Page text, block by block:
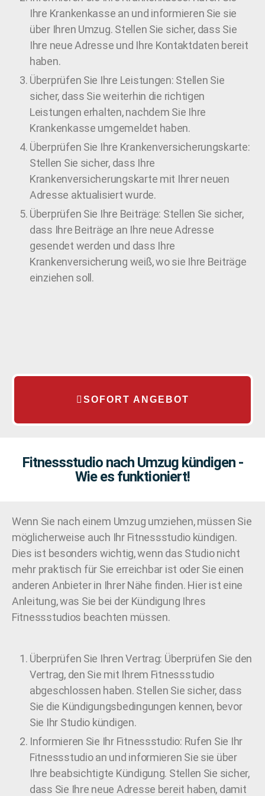
Ihre Krankenkasse an und informieren Sie sie
über Ihren Umzug. Stellen Sie sicher, dass Sie
Ihre neue Adresse und Ihre Kontaktdaten bereit
haben.
Überprüfen Sie Ihre Leistungen: Stellen Sie
sicher, dass Sie weiterhin die richtigen
Leistungen erhalten, nachdem Sie Ihre
Krankenkasse umgemeldet haben.
Überprüfen Sie Ihre Krankenversicherungskarte:
Stellen Sie sicher, dass Ihre
Krankenversicherungskarte mit Ihrer neuen
Adresse aktualisiert wurde.
Überprüfen Sie Ihre Beiträge: Stellen Sie sicher,
dass Ihre Beiträge an Ihre neue Adresse
gesendet werden und dass Ihre
Krankenversicherung weiß, wo sie Ihre Beiträge
einziehen soll.
SOFORT ANGEBOT
Fitnessstudio nach Umzug kündigen -
Wie es funktioniert!
Wenn Sie nach einem Umzug umziehen, müssen Sie
möglicherweise auch Ihr Fitnessstudio kündigen.
Dies ist besonders wichtig, wenn das Studio nicht
mehr praktisch für Sie erreichbar ist oder Sie einen
anderen Anbieter in Ihrer Nähe finden. Hier ist eine
Anleitung, was Sie bei der Kündigung Ihres
Fitnessstudios beachten müssen.
Überprüfen Sie Ihren Vertrag: Überprüfen Sie den
Vertrag, den Sie mit Ihrem Fitnessstudio
abgeschlossen haben. Stellen Sie sicher, dass
Sie die Kündigungsbedingungen kennen, bevor
Sie Ihr Studio kündigen.
Informieren Sie Ihr Fitnessstudio: Rufen Sie Ihr
Fitnessstudio an und informieren Sie sie über
Ihre beabsichtigte Kündigung. Stellen Sie sicher,
dass Sie Ihre neue Adresse bereit haben, damit